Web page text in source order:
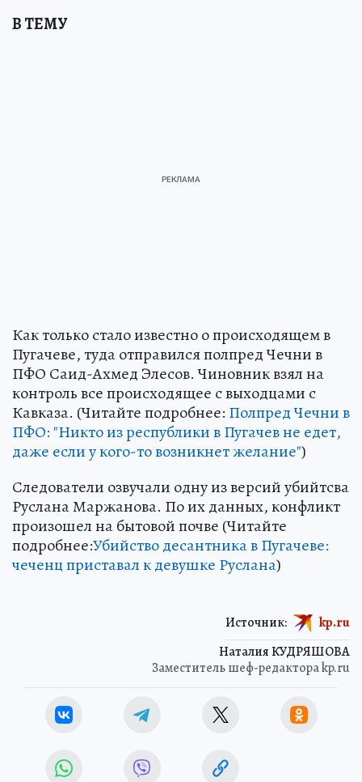
В ТЕМУ
Как только стало известно о происходящем в
Пугачеве, туда отправился полпред Чечни в
ПФО Саид-Ахмед Элесов. Чиновник взял на
контроль все происходящее с выходцами с
Кавказа. (Читайте подробнее: Полпред Чечни в
ПФО: "Никто из республики в Пугачев не едет,
даже если у кого-то возникнет желание")
Следователи озвучали одну из версий убийтсва
Руслана Маржанова. По их данных, конфликт
произошел на бытовой почве (Читайте
подробнее:Убийство десантника в Пугачеве:
чеченц приставал к девушке Руслана)
Наталия КУДРЯШОВА
Заместитель шеф-редактора kp.ru
Источник: kp.ru